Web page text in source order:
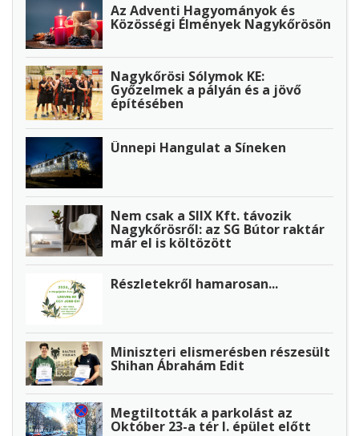
Az Adventi Hagyományok és
Közösségi Élmények Nagykőrösön
Nagykőrösi Sólymok KE:
Győzelmek a pályán és a jövő
építésében
Ünnepi Hangulat a Síneken
Nem csak a SIIX Kft. távozik
Nagykőrösről: az SG Bútor raktár
már el is költözött
Részletekről hamarosan...
Miniszteri elismerésben részesült
Shihan Ábrahám Edit
Megtiltották a parkolást az
Október 23-a tér I. épület előtt